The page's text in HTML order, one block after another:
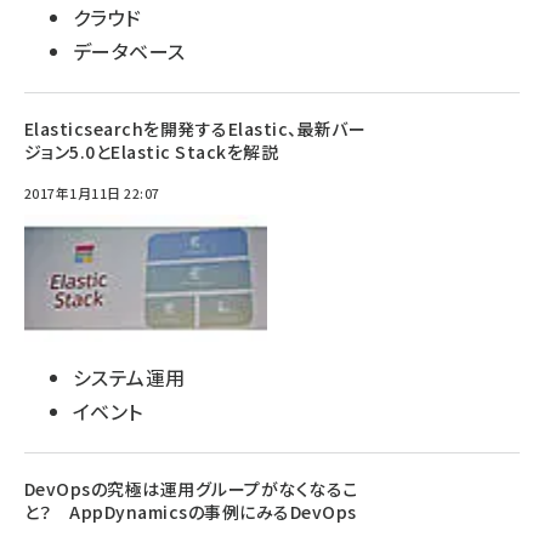
クラウド
データベース
Elasticsearchを開発するElastic、最新バー
ジョン5.0とElastic Stackを解説
2017年1月11日 22:07
システム運用
イベント
DevOpsの究極は運用グループがなくなるこ
と？ AppDynamicsの事例にみるDevOps